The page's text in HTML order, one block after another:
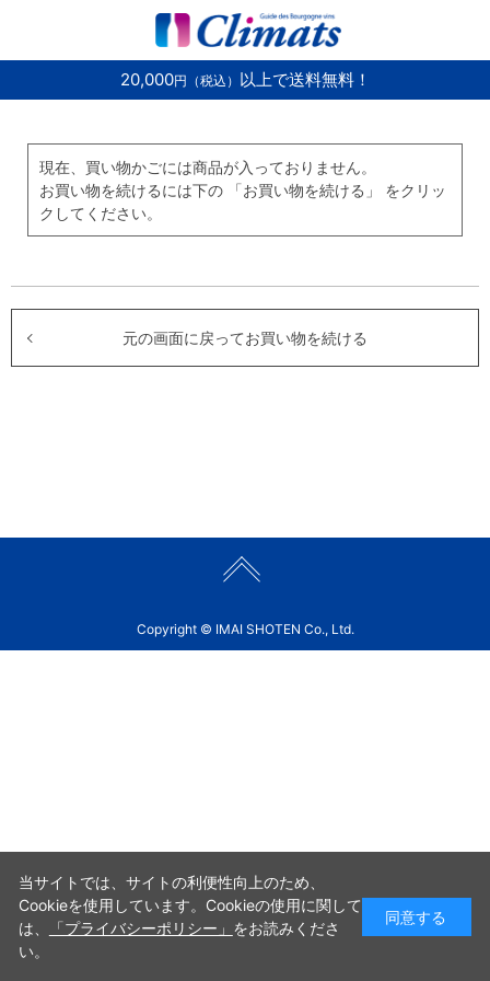
20,000円（税込） 以上で送料無料！
現在、買い物かごには商品が入っておりません。
お買い物を続けるには下の 「お買い物を続ける」 をクリッ
クしてください。
元の画面に戻ってお買い物を続ける
Copyright © IMAI SHOTEN Co., Ltd.
当サイトでは、サイトの利便性向上のため、
Cookieを使用しています。Cookieの使用に関して
は、
「プライバシーポリシー」 をお読みくださ
い。
同意する